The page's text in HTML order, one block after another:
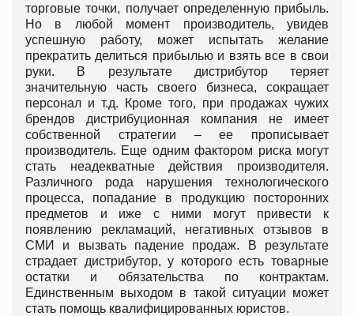
торговые точки, получает определенную прибыль.
Но в любой момент производитель, увидев
успешную работу, может испытать желание
прекратить делиться прибылью и взять все в свои
руки. В результате дистрибутор теряет
значительную часть своего бизнеса, сокращает
персонал и т.д. Кроме того, при продажах чужих
брендов дистрибуционная компания не имеет
собственной стратегии – ее прописывает
производитель. Еще одним фактором риска могут
стать неадекватные действия производителя.
Различного рода нарушения технологического
процесса, попадание в продукцию посторонних
предметов и иже с ними могут привести к
появлению рекламаций, негативных отзывов в
СМИ и вызвать падение продаж. В результате
страдает дистрибутор, у которого есть товарные
остатки и обязательства по контрактам.
Единственным выходом в такой ситуации может
стать помощь квалифицированных юристов.